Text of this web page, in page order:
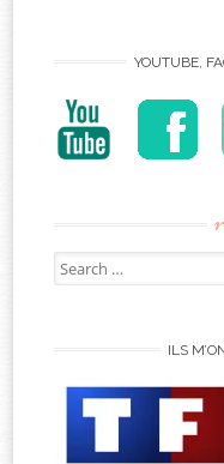
YOUTUBE,
Search
for:
ILS